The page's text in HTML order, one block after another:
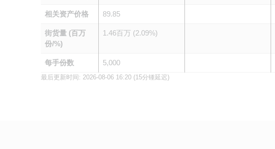
相关资产价格 89.85
街货量 (百万
份/%)
1.46百万 (2.09%)
每手份数 5,000
最后更新时间: 2026-08-06 16:20 (15分锺延迟)